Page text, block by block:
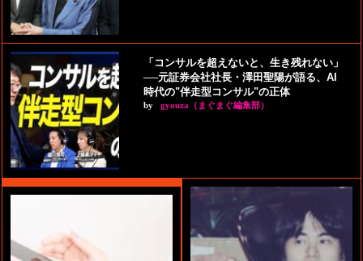
「コンサルを超えないと、生き残れない」
──元証券会社社長・澤田聖陽が語る、AI
時代の"伴走型コンサル"の正体
by gyouza（まぐまぐ編集部）